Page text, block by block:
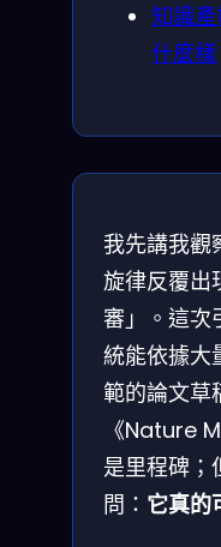
知識
什麼樣
我先講我觀
旋律反覆
審」。這次
統能依據大
範的論文草
《Nature
是里程碑；
問： 它真的